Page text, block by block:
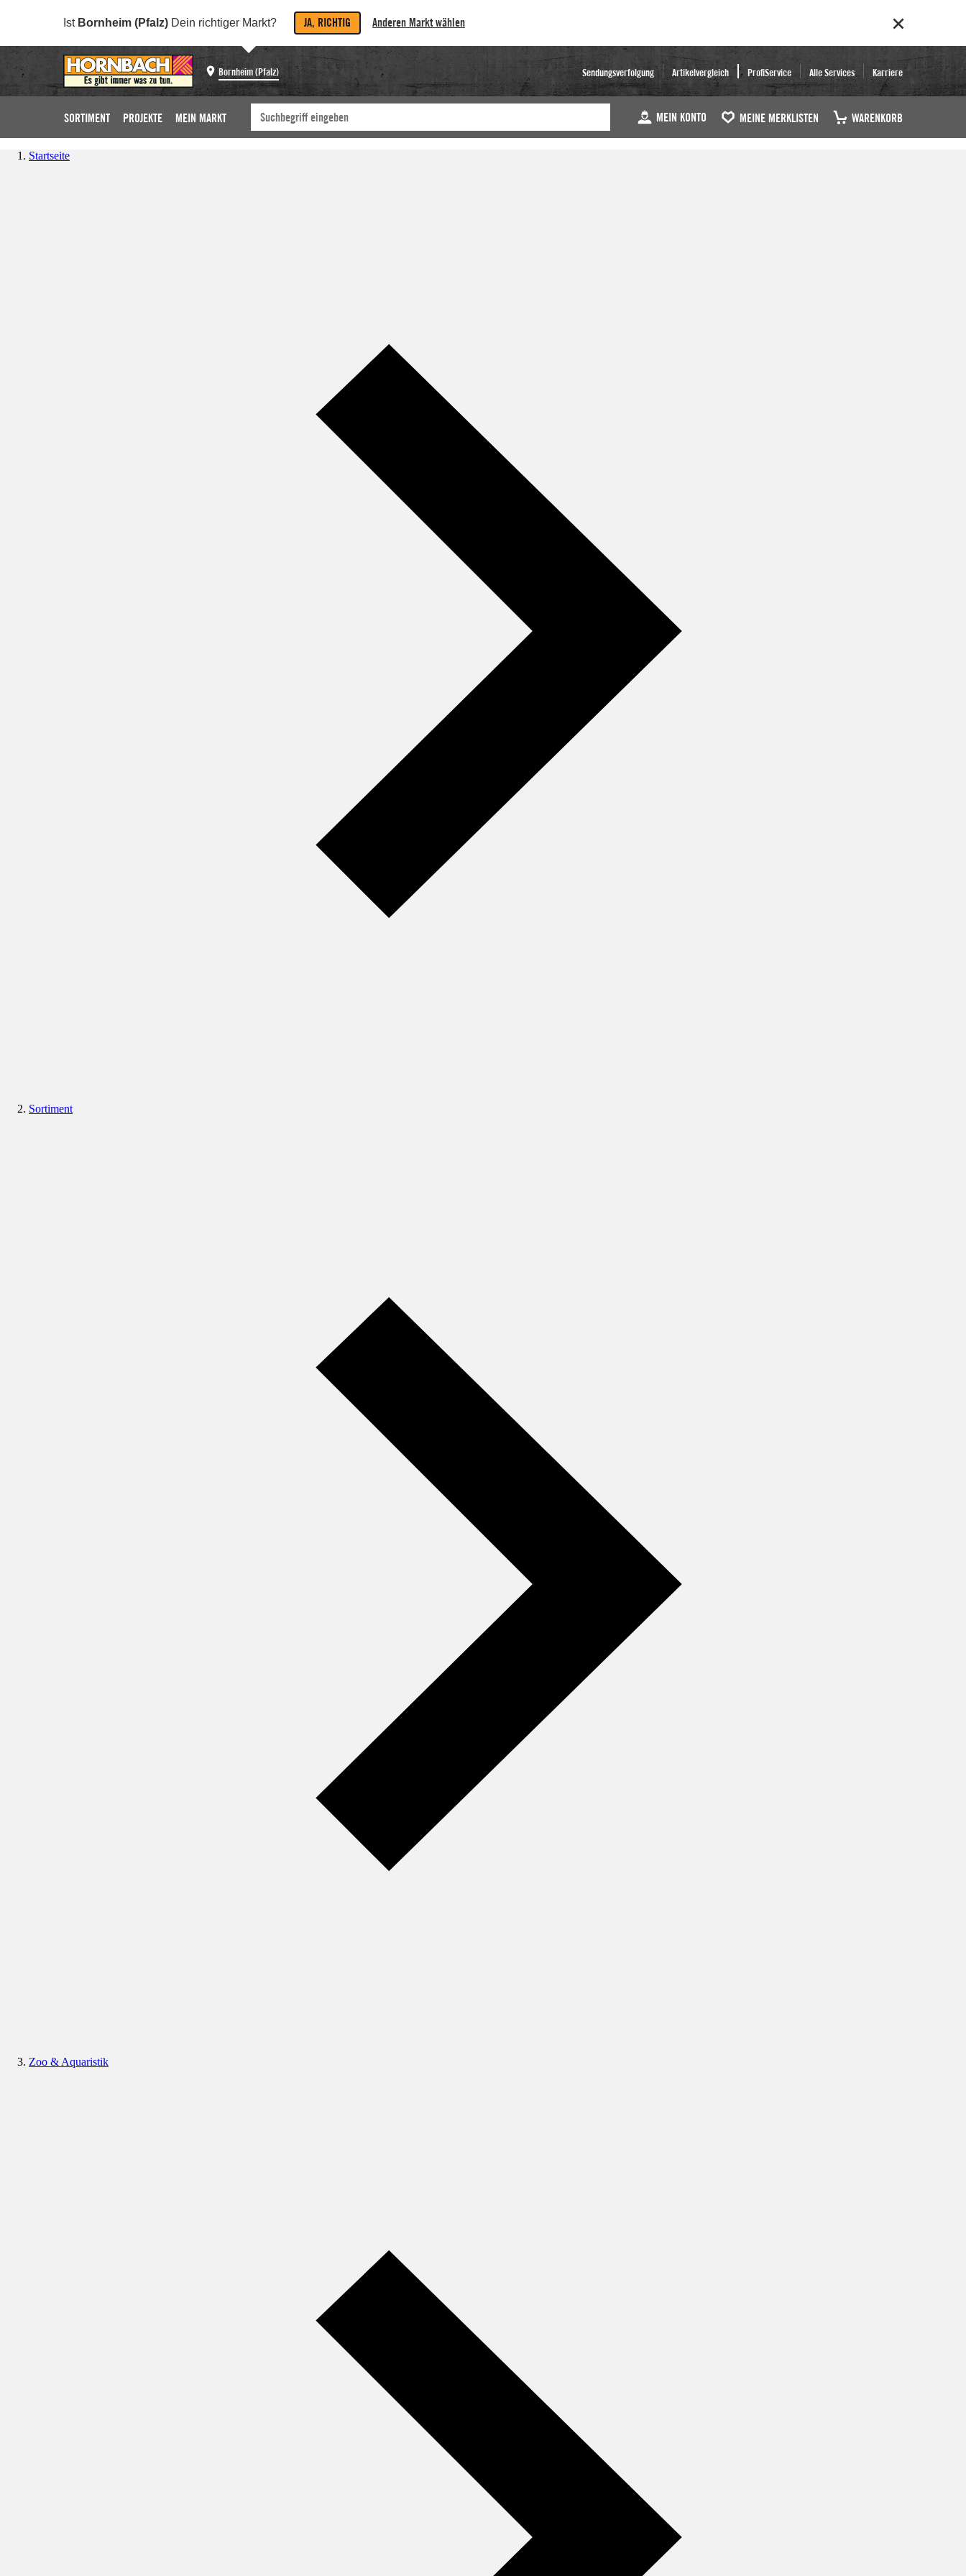
Ist Bornheim (Pfalz) Dein richtiger Markt? JA, RICHTIG Anderen Markt wählen
Bornheim (Pfalz) Sendungsverfolgung Artikelvergleich ProfiService Alle Services Karriere
SORTIMENT PROJEKTE MEIN MARKT MEIN KONTO MEINE MERKLISTEN WARENKORB
Startseite
Sortiment
Zoo & Aquaristik